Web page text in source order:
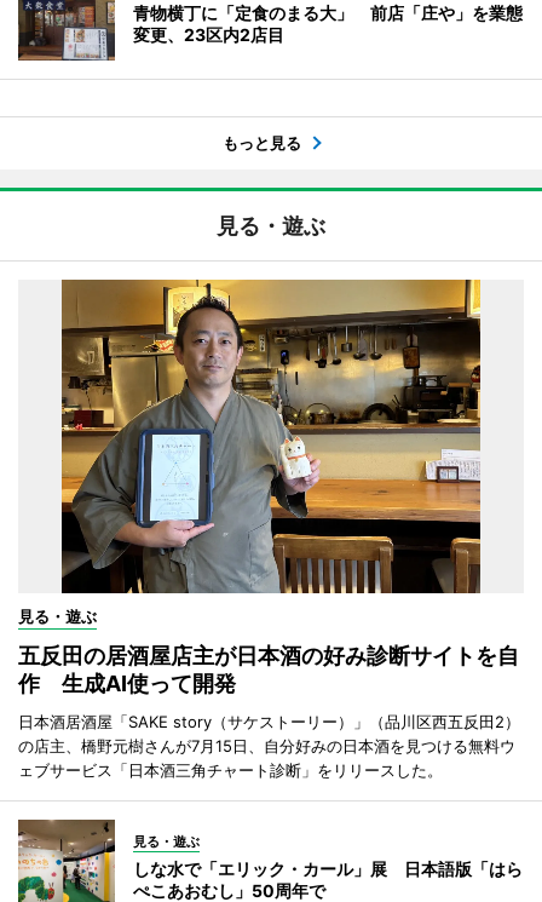
青物横丁に「定食のまる大」 前店「庄や」を業態
変更、23区内2店目
もっと見る
見る・遊ぶ
見る・遊ぶ
五反田の居酒屋店主が日本酒の好み診断サイトを自
作 生成AI使って開発
日本酒居酒屋「SAKE story（サケストーリー）」（品川区西五反田2）
の店主、橋野元樹さんが7月15日、自分好みの日本酒を見つける無料ウ
ェブサービス「日本酒三角チャート診断」をリリースした。
見る・遊ぶ
しな水で「エリック・カール」展 日本語版「はら
ぺこあおむし」50周年で